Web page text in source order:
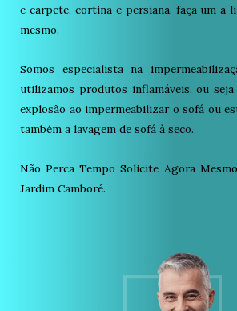
e carpete, cortina e persiana, faça um a
mesmo.
Somos especialista na
utilizamos produtos inflamáveis, ou
explosão ao impermeabilizar o sofá ou
também a lavagem de sofá à seco.
Não Perca Tempo Solicite Agora
Jardim Camboré.